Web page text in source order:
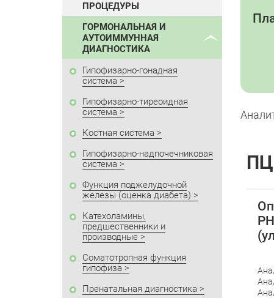
ПРОЦЕДУРЫ
ГОРМОНАЛЬНАЯ И
АУТОИММУННАЯ
ДИАГНОСТИКА
Гипофизарно-гонадная
система
Гипофизарно-тиреоидная
система
Костная система
Гипофизарно-надпочечниковая
система
Функция поджелудочной
железы (оценка диабета)
Катехоламины,
предшественники и
производные
Соматотропная функция
гипофиза
Пренатальная диагностика